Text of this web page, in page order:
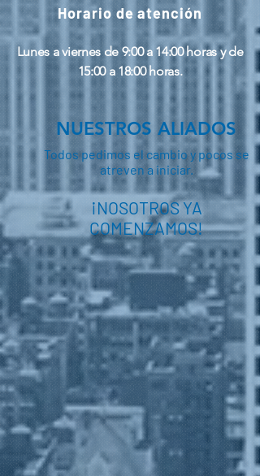
Horario de atención
Lunes a viernes de 9:00 a 14:00 horas y de
15:00 a 18:00 horas.
NUESTROS ALIADOS
Todos pedimos el cambio y pocos se
atreven a iniciar.
¡NOSOTROS YA
COMENZAMOS!